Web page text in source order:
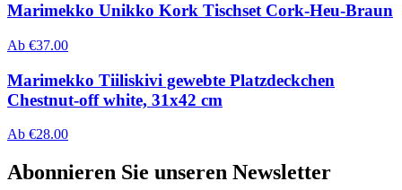
Marimekko Unikko Kork Tischset Cork-Heu-Braun
Ab €37.00
Marimekko Tiiliskivi gewebte Platzdeckchen
Chestnut-off white, 31x42 cm
Ab €28.00
Abonnieren Sie unseren Newsletter